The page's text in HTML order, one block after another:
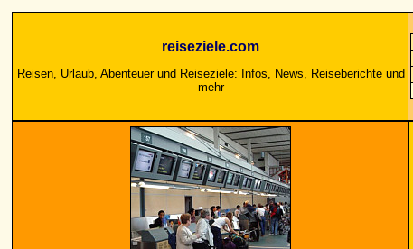
reiseziele.com
Reisen, Urlaub, Abenteuer und Reiseziele: Infos, News, Reiseberichte und
mehr